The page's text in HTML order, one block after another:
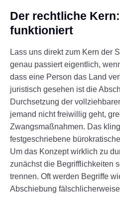
Der rechtliche
funktioniert
Lass uns direkt zum Kern der
genau passiert eigentlich,
dass eine Person das Land
juristisch gesehen ist die
Durchsetzung der
jemand nicht freiwillig geht,
Zwangsmaßnahmen. Das
festgeschriebene
Um das Konzept wirklich zu
zunächst die Begrifflichkeiten
trennen. Oft werden Begriffe
Abschiebung